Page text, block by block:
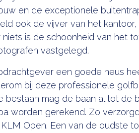
en de exceptionele
ook de vijver van het kantoor,
is de schoonheid van het
vastgelegd.
een goede neus
bij deze professionele
bestaan mag de baan al tot de
worden gerekend. Zo
Open. Een van de oudste